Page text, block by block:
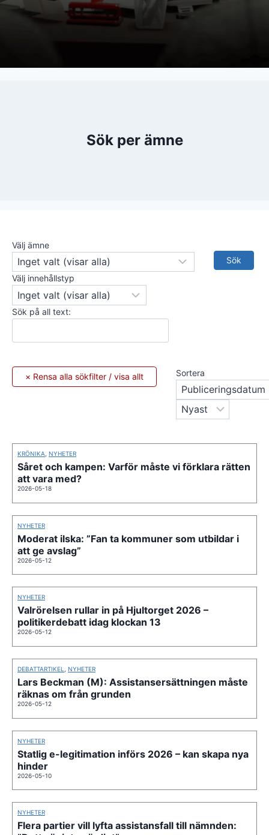
Sök per ämne
Välj ämne
Välj innehållstyp
Sök på all text:
Sortera
KRÖNIKA NYHETER
Såret och kampen: Varför måste vi förklara rätten
att vara med?
2026-05-18
NYHETER
Moderat ilska: ”Fan ta kommuner som utbildar i
att ge avslag”
2026-05-12
NYHETER
Valrörelsen rullar in på Hjultorget 2026 –
politikerdebatt idag klockan 13
2026-05-12
DEBATTARTIKEL NYHETER
Lars Beckman (M): Assistansersättningen måste
räknas om från grunden
2026-05-12
NYHETER
Statlig e-legitimation införs 2026 – kan skapa nya
hinder
2026-05-10
NYHETER
Flera partier vill lyfta assistansfall till nämnden: